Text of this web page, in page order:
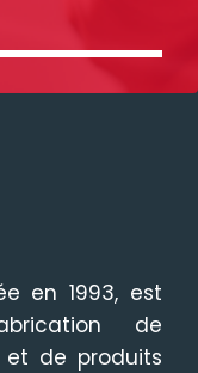
en 1993, est
de
et de produits